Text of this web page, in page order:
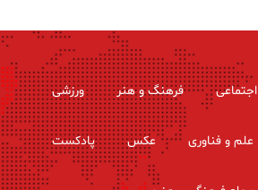
اجتماعی فرهنگ و هنر ورزشی
علم و فناوری عکس پادکست